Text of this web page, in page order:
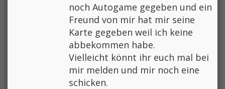
noch Autogame gegeben und ein
Freund von mir hat mir seine
Karte gegeben weil ich keine
abbekommen habe.
Vielleicht könnt ihr euch mal bei
mir melden und mir noch eine
schicken.